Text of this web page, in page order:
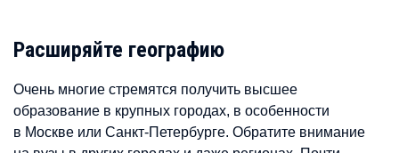
Расширяйте географию
Очень многие стремятся получить высшее
образование в крупных городах, в особенности
в Москве или Санкт-Петербурге. Обратите внимание